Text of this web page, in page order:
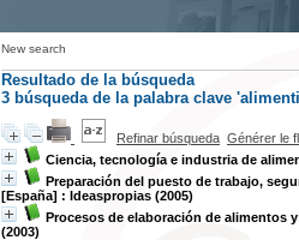
New search
Resultado de la búsqueda
3 búsqueda de la palabra clave
Refinar búsqueda Générer le
Ciencia, tecnología e industria de
Preparación del puesto de trabajo,
[España] : Ideaspropias (2005)
Procesos de elaboración de alimentos
(2003)